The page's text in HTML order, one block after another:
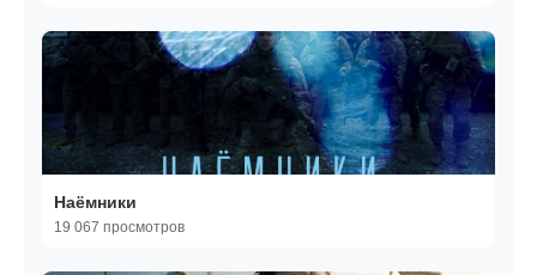
Наёмники
19 067 просмотров